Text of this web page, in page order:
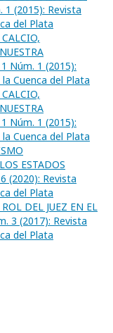
1 (2015): Revista
del Plata
CALCIO,
Núm. 1 (2015):
Cuenca del Plata
CALCIO,
Núm. 1 (2015):
Cuenca del Plata
ESTADOS
(2020): Revista
del Plata
ROL DEL JUEZ EN EL
3 (2017): Revista
del Plata